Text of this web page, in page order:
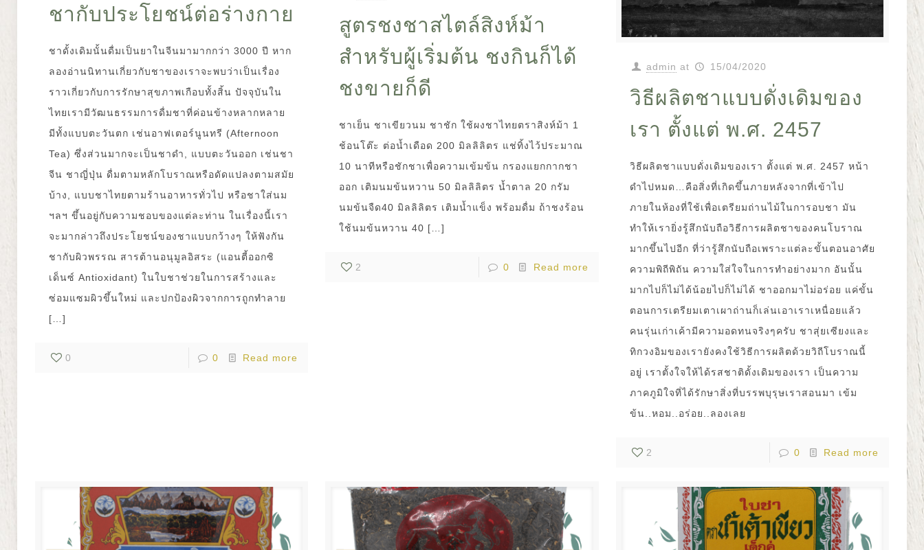
ชากับประโยชน์ต่อร่างกาย
ชาดั้งเดิมนั้นดื่มเป็นยาในจีนมามากกว่า 3000 ปี หาก
ลองอ่านนิทานเกี่ยวกับชาของเราจะพบว่าเป็นเรื่อง
ราวเกี่ยวกับการรักษาสุขภาพเกือบทั้งสิ้น ปัจจุบันใน
ไทยเรามีวัฒนธรรมการดื่มชาที่ค่อนข้างหลากหลาย
มีทั้งแบบตะวันตก เช่นอาฟเตอร์นูนทรี (Afternoon
Tea) ซึ่งส่วนมากจะเป็นชาดำ, แบบตะวันออก เช่นชา
จีน ชาญี่ปุ่น ดื่มตามหลักโบราณหรือดัดแปลงตามสมัย
บ้าง, แบบชาไทยตามร้านอาหารทั่วไป หรือชาใส่นม
ฯลฯ ขึ้นอยู่กับความชอบของแต่ละท่าน ในเรื่องนี้เรา
จะมากล่าวถึงประโยชน์ของชาแบบกว้างๆ ให้ฟังกัน
ชากับผิวพรรณ สารต้านอนุมูลอิสระ (แอนตี้ออกซิ
เด็นซ์ Antioxidant) ในใบชาช่วยในการสร้างและ
ซ่อมแซมผิวขึ้นใหม่ และปกป้องผิวจากการถูกทำลาย
[…]
0 0 Read more
สูตรชงชาสไตล์สิงห์ม้า
สำหรับผู้เริ่มต้น ชงกินก็ได้
ชงขายก็ดี
ชาเย็น ชาเขียวนม ชาชัก ใช้ผงชาไทยตราสิงห์ม้า 1
ช้อนโต๊ะ ต่อน้ำเดือด 200 มิลลิลิตร แช่ทิ้งไว้ประมาณ
10 นาทีหรือชักชาเพื่อความเข้มข้น กรองแยกกากชา
ออก เติมนมข้นหวาน 50 มิลลิลิตร น้ำตาล 20 กรัม
นมข้นจืด40 มิลลิลิตร เติมน้ำแข็ง พร้อมดื่ม ถ้าชงร้อน
ใช้นมข้นหวาน 40 […]
2 0 Read more
admin at 15/04/2020
วิธีผลิตชาแบบดั่งเดิมของ
เรา ตั้งแต่ พ.ศ. 2457
วิธีผลิตชาแบบดั่งเดิมของเรา ตั้งแต่ พ.ศ. 2457 หน้า
ดำไปหมด…คือสิ่งที่เกิดขึ้นภายหลังจากที่เข้าไป
ภายในห้องที่ใช้เพื่อเตรียมถ่านไม้ในการอบชา มัน
ทำให้เรายิ่งรู้สึกนับถือวิธีการผลิตชาของคนโบราณ
มากขึ้นไปอีก ที่ว่ารู้สึกนับถือเพราะแต่ละขั้นตอนอาศัย
ความพิถีพิถัน ความใส่ใจในการทำอย่างมาก อันนั้น
มากไปก็ไม่ได้น้อยไปก็ไม่ได้ ชาออกมาไม่อร่อย แค่ขั้น
ตอนการเตรียมเตาเผาถ่านก็เล่นเอาเราเหนื่อยแล้ว
คนรุ่นเก่าเค้ามีความอดทนจริงๆครับ ชาสุ่ยเซียงและ
ทิกวงอิมของเรายังคงใช้วิธีการผลิตด้วยวิถีโบราณนี้
อยู่ เราตั้งใจให้ได้รสชาติดั้งเดิมของเรา เป็นความ
ภาคภูมิใจที่ได้รักษาสิ่งที่บรรพบุรุษเราสอนมา เข้ม
ข้น..หอม..อร่อย..ลองเลย
2 0 Read more